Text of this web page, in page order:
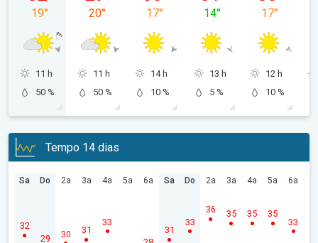
19°
11 h
50 %
20°
11 h
50 %
17°
14 h
10 %
14°
13 h
5 %
17°
12 h
10 %
Tempo 14 dias
Sa
32
Do
29
2a
30
3a
31
4a
33
5a 6a Sa
31
Do
33
2a
36
3a
35
4a
35
5a
35
6a
33